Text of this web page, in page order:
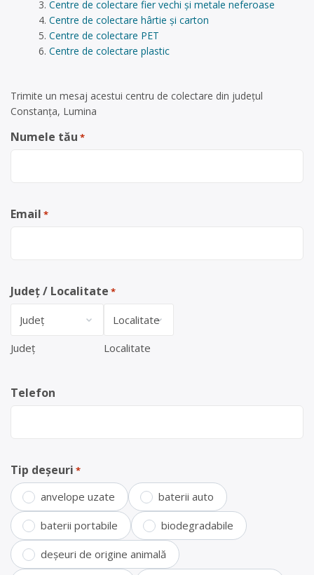
Centre de colectare fier vechi și metale neferoase
Centre de colectare hârtie și carton
Centre de colectare PET
Centre de colectare plastic
Trimite un mesaj acestui centru de colectare din județul
Constanța, Lumina
Numele tău *
Email *
Județ / Localitate *
Județ Localitate
Telefon
Tip deșeuri *
anvelope uzate baterii auto
baterii portabile biodegradabile
deșeuri de origine animală